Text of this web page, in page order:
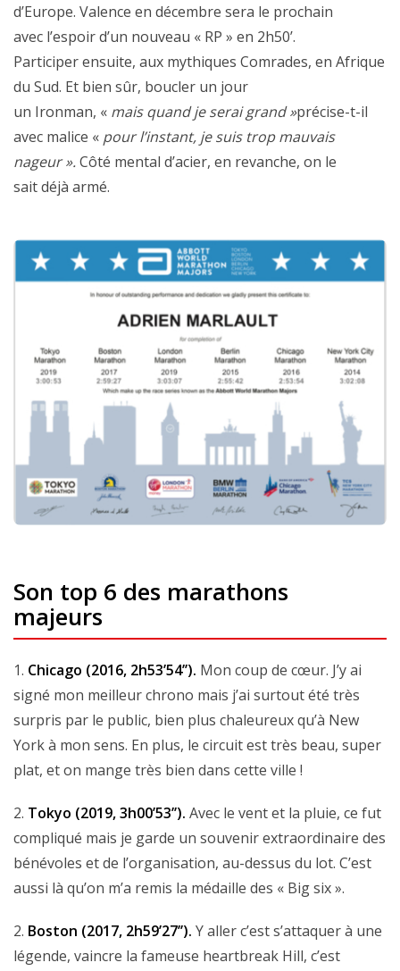
d’Europe. Valence en décembre sera le prochain
avec l’espoir d’un nouveau « RP » en 2h50’.
Participer ensuite, aux mythiques Comrades, en Afrique
du Sud. Et bien sûr, boucler un jour
un Ironman, « mais quand je serai grand »précise-t-il
avec malice « pour l’instant, je suis trop mauvais
nageur ».Côté mental d’acier, en revanche, on le
sait déjà armé.
Son top 6 des marathons
majeurs
1. Chicago (2016, 2h53’54’’). Mon coup de cœur. J’y ai
signé mon meilleur chrono mais j’ai surtout été très
surpris par le public, bien plus chaleureux qu’à New
York à mon sens. En plus, le circuit est très beau, super
plat, et on mange très bien dans cette ville !
2. Tokyo (2019, 3h00’53’’). Avec le vent et la pluie, ce fut
compliqué mais je garde un souvenir extraordinaire des
bénévoles et de l’organisation, au-dessus du lot. C’est
aussi là qu’on m’a remis la médaille des « Big six ».
2. Boston (2017, 2h59’27’’). Y aller c’est s’attaquer à une
légende, vaincre la fameuse heartbreak Hill, c’est